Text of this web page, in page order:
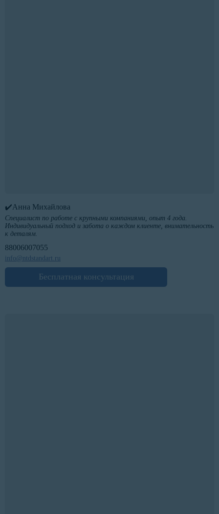
✔️Анна Михайлова
Специалист по работе с крупными компаниями, опыт 4 года.
Индивидуальный подход и забота о каждом клиенте, внимательность
к деталям.
88006007055
info@ntdstandart.ru
Бесплатная консультация